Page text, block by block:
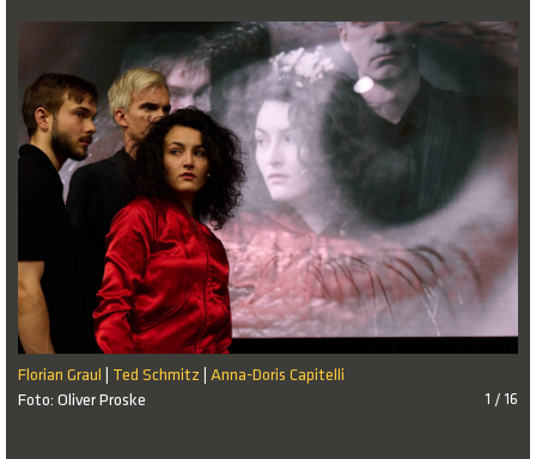
Florian Graul Ted Schmitz
Anna-Doris Capitelli
Foto: Oliver Proske
1 / 16